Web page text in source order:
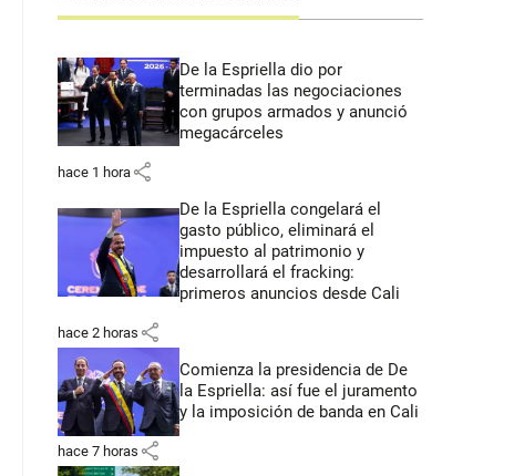
De la Espriella dio por
terminadas las negociaciones
con grupos armados y anunció
megacárceles
hace 1 hora share
De la Espriella congelará el
gasto público, eliminará el
impuesto al patrimonio y
desarrollará el fracking:
primeros anuncios desde Cali
hace 2 horas share
Comienza la presidencia de De
la Espriella: así fue el juramento
y la imposición de banda en Cali
hace 7 horas share